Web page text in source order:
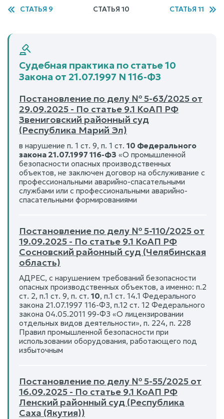
СТАТЬЯ 9 СТАТЬЯ 10 СТАТЬЯ 11
Судебная практика по статье 10
Закона от 21.07.1997 N 116-ФЗ
Постановление по делу № 5-63/2025 от
29.09.2025 - По статье 9.1 КоАП РФ
Звениговский районный суд
(Республика Марий Эл)
в нарушение п. 1 ст. 9, п. 1 ст. 10 Федерального
закона 21.07.1997 116-ФЗ «О промышленной
безопасности опасных производственных
объектов, не заключен договор на обслуживание с
профессиональными аварийно-спасательными
службами или с профессиональными аварийно-
спасательными формированиями
Постановление по делу № 5-110/2025 от
19.09.2025 - По статье 9.1 КоАП РФ
Сосновский районный суд (Челябинская
область)
АДРЕС, с нарушением требований безопасности
опасных производственных объектов, а именно: п.2
ст. 2, п.1 ст. 9, п. ст. 10, п.1 ст. 14.1 Федерального
закона 21.07.1997 116-ФЗ, п.12 ст. 12 Федерального
закона 04.05.2011 99-ФЗ «О лицензировании
отдельных видов деятельности», п. 224, п. 228
Правил промышленной безопасности при
использовании оборудования, работающего под
избыточным
Постановление по делу № 5-55/2025 от
16.09.2025 - По статье 9.1 КоАП РФ
Ленский районный суд (Республика
Саха (Якутия))